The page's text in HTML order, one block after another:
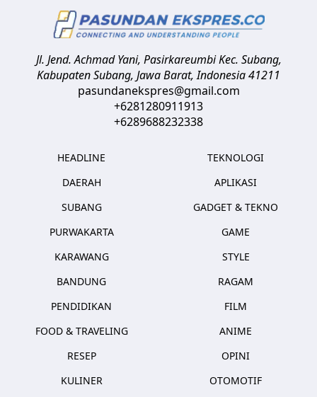
Jl. Jend. Achmad Yani, Pasirkareumbi Kec. Subang,
Kabupaten Subang, Jawa Barat,Indonesia41211
pasundanekspres@gmail.com
+6281280911913
+6289688232338
HEADLINE
DAERAH
SUBANG
PURWAKARTA
KARAWANG
BANDUNG
PENDIDIKAN
FOOD & TRAVELING
RESEP
KULINER
TEKNOLOGI
APLIKASI
GADGET & TEKNO
GAME
STYLE
RAGAM
FILM
ANIME
OPINI
OTOMOTIF